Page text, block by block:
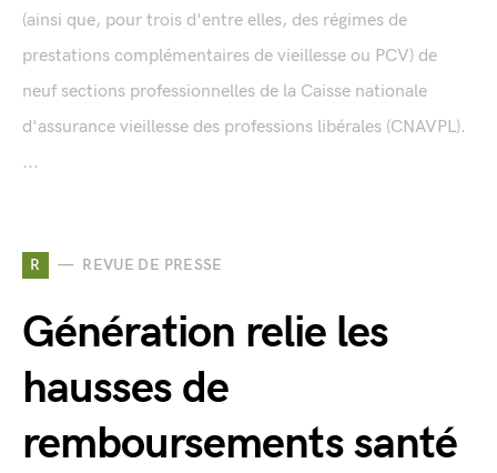
(ainsi que, pour trois d'entre elles, des régimes de
prestations complémentaires de vieillesse ou PCV) de
neuf sections professionnelles de la Caisse nationale
d'assurance vieillesse des professions libérales (CNAVPL).
...
R REVUE DE PRESSE
Génération relie les
hausses de
remboursements santé